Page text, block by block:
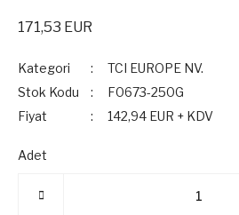
171,53 EUR
Kategori
TCI EUROPE NV.
Stok Kodu
F0673-250G
Fiyat
142,94 EUR + KDV
Adet